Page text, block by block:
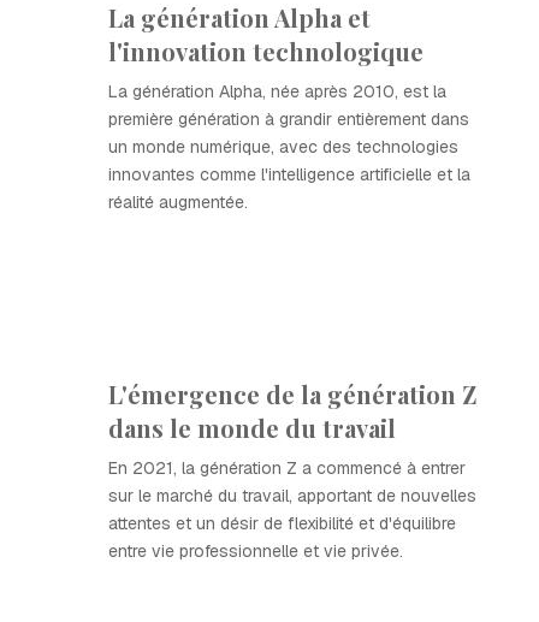
La génération Alpha et
l'innovation technologique
La génération Alpha, née après 2010, est la
première génération à grandir entièrement dans
un monde numérique, avec des technologies
innovantes comme l'intelligence artificielle et la
réalité augmentée.
L'émergence de la génération Z
dans le monde du travail
En 2021, la génération Z a commencé à entrer
sur le marché du travail, apportant de nouvelles
attentes et un désir de flexibilité et d'équilibre
entre vie professionnelle et vie privée.